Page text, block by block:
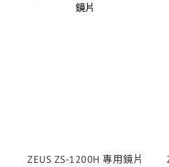
ZEUS ZS-1200H 專用鏡片